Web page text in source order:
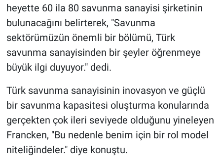
heyette 60 ila 80 savunma sanayisi şirketinin
bulunacağını belirterek, "Savunma
sektörümüzün önemli bir bölümü, Türk
savunma sanayisinden bir şeyler öğrenmeye
büyük ilgi duyuyor." dedi.
Türk savunma sanayisinin inovasyon ve güçlü
bir savunma kapasitesi oluşturma konularında
gerçekten çok ileri seviyede olduğunu yineleyen
Francken, "Bu nedenle benim için bir rol model
niteliğindeler." diye konuştu.